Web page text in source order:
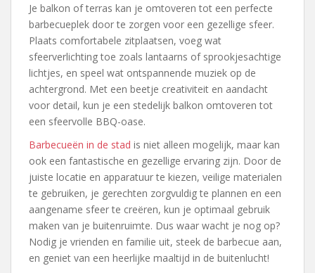
Je balkon of terras kan je omtoveren tot een perfecte
barbecueplek door te zorgen voor een gezellige sfeer.
Plaats comfortabele zitplaatsen, voeg wat
sfeerverlichting toe zoals lantaarns of sprookjesachtige
lichtjes, en speel wat ontspannende muziek op de
achtergrond. Met een beetje creativiteit en aandacht
voor detail, kun je een stedelijk balkon omtoveren tot
een sfeervolle BBQ-oase.
Barbecueën in de stad is niet alleen mogelijk, maar kan
ook een fantastische en gezellige ervaring zijn. Door de
juiste locatie en apparatuur te kiezen, veilige materialen
te gebruiken, je gerechten zorgvuldig te plannen en een
aangename sfeer te creëren, kun je optimaal gebruik
maken van je buitenruimte. Dus waar wacht je nog op?
Nodig je vrienden en familie uit, steek de barbecue aan,
en geniet van een heerlijke maaltijd in de buitenlucht!